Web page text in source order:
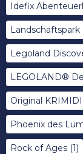
Idefix
Legoland
LEGOLAND®
Original
Phoenix des
Rock of Ages (1)